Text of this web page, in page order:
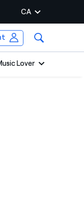
CA
Lover